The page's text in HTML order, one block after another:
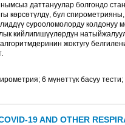
даттануулар болгондо
көрсөтүлдү, бул спирометрияны,
сурооломолорду колдонуу
кийлигишүүлөрдүн
жоктугу
6 мүнөттүк басуу тести;
19 AND OTHER